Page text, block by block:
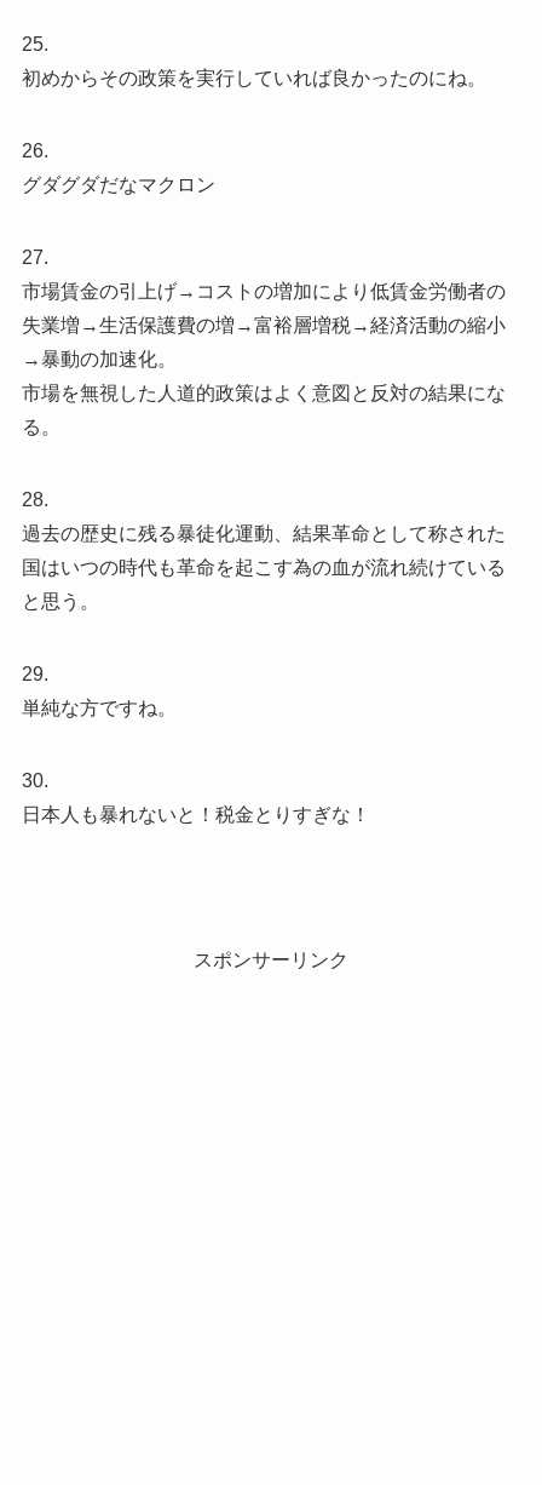
25.
初めからその政策を実行していれば良かったのにね。
26.
グダグダだなマクロン
27.
市場賃金の引上げ→コストの増加により低賃金労働者の
失業増→生活保護費の増→富裕層増税→経済活動の縮小
→暴動の加速化。
市場を無視した人道的政策はよく意図と反対の結果にな
る。
28.
過去の歴史に残る暴徒化運動、結果革命として称された
国はいつの時代も革命を起こす為の血が流れ続けている
と思う。
29.
単純な方ですね。
30.
日本人も暴れないと！税金とりすぎな！
スポンサーリンク